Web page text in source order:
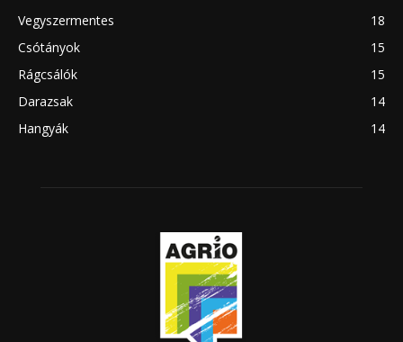
Vegyszermentes
18
Csótányok
15
Rágcsálók
15
Darazsak
14
Hangyák
14